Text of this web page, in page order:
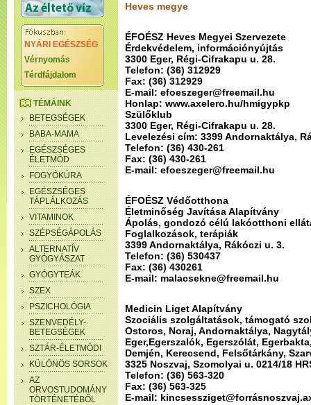
NYÁRI EGÉSZSÉG
Vérnyomás
Térdfájdalom
TÉMÁINK
BETEGSÉGEK
BABA-MAMA
EGÉSZSÉGES
ÉLETMÓD
FOGYÓKÚRA
EGÉSZSÉGES
TÁPLÁLKOZÁS
VITAMINOK
SZÉPSÉGÁPOLÁS
ALTERNATÍV
GYÓGYÁSZAT
GYÓGYTEÁK
SZEX
PSZICHOLÓGIA
SZENVEDÉLY-
BETEGSÉGEK
SZTÁR-ÉLETMÓDI
KÜLÖNÖS SORSOK
AZ
ORVOSTUDOMÁNY
TÖRTÉNETÉBŐL
Heves megye
ÉFOÉSZ Heves Megyei Szervezete
Érdekvédelem, információnyújtás
3300 Eger, Régi-Cifrakapu u. 28.
Telefon: (36) 312929
Fax: (36) 312929
E-mail: efoeszeger@freemail.hu
Honlap: www.axelero.hu/hmigypkp
Szülőklub
3300 Eger, Régi-Cifrakapu u. 28.
Levelezési cím: 3399 Andornaktálya,
Telefon: (36) 430-261
Fax: (36) 430-261
E-mail: efoeszeger@freemail.hu
ÉFOÉSZ Védőotthona
Életminőség Javítása Alapítvány
Ápolás, gondozó célú lakóotthoni
Foglalkozások, terápiák
3399 Andornaktálya, Rákóczi u. 3.
Telefon: (36) 530437
Fax: (36) 430261
E-mail: malacsekne@freemail.hu
Medicin Liget Alapítvány
Szociális szolgáltatások, támogató
Ostoros, Noraj, Andornaktálya,
Eger,Egerszalók, Egerszólát,
Demjén, Kerecsend, Felsőtárkány,
3325 Noszvaj, Szomolyai u. 0214/18
Telefon: (36) 563-320
Fax: (36) 563-325
E-mail: